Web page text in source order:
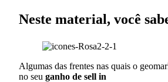
Neste material, você
Algumas das frentes nas quais o
no seu ganho de sell in